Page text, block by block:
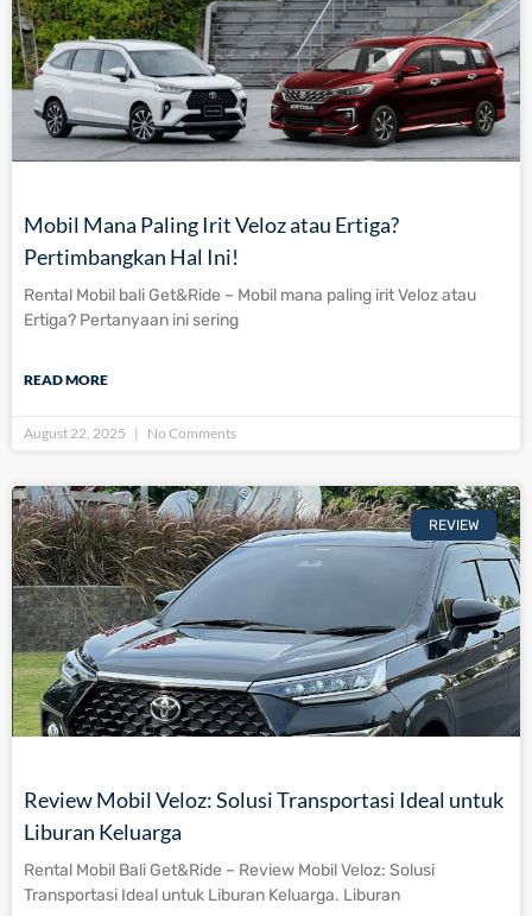
Mobil Mana Paling Irit Veloz atau Ertiga?
Pertimbangkan Hal Ini!
Rental Mobil bali Get&Ride – Mobil mana paling irit Veloz atau
Ertiga? Pertanyaan ini sering
READ MORE
August 22, 2025 No Comments
REVIEW
Review Mobil Veloz: Solusi Transportasi Ideal untuk
Liburan Keluarga
Rental Mobil Bali Get&Ride – Review Mobil Veloz: Solusi
Transportasi Ideal untuk Liburan Keluarga. Liburan